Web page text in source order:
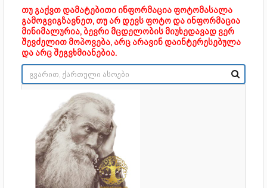
თუ გაქვთ დამატებითი ინფორმაცია ფოტომასალა
გამოგვიგზავნეთ, თუ არ დევს ფოტო და ინფორმაცია
მინიმალურია, ბევრი მცდელობის მიუხედავად ვერ
შევძელით მოპოვება, არც არავინ დაინტერესებულა
და არც შეგვხმიანებია.